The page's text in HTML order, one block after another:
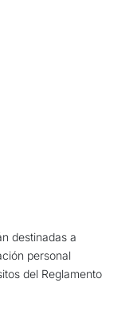
destinadas a
personal
del Reglamento